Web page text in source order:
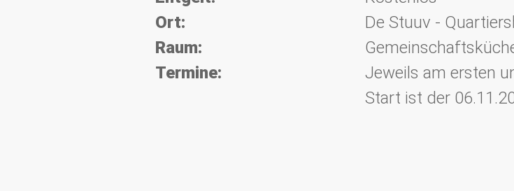
Ort:
De Stuuv -
Raum:
Termine:
Jeweils am ersten
Start ist der